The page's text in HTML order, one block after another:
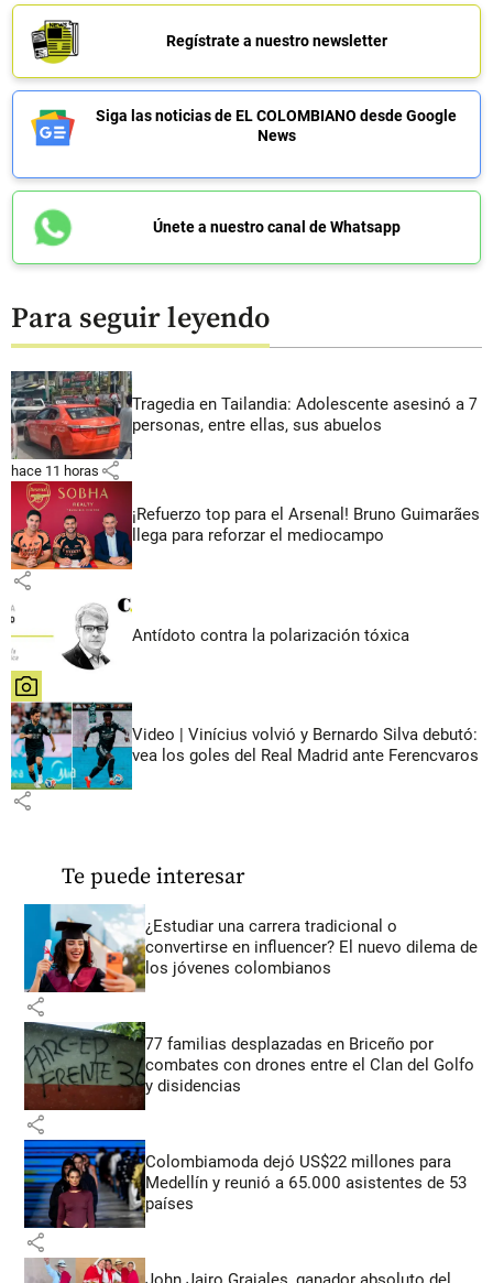
Regístrate a nuestro newsletter
Siga las noticias de EL COLOMBIANO desde Google
News
Únete a nuestro canal de Whatsapp
Para seguir leyendo
Tragedia en Tailandia: Adolescente asesinó a 7
personas, entre ellas, sus abuelos
hace 11 horas share
¡Refuerzo top para el Arsenal! Bruno Guimarães
llega para reforzar el mediocampo
share
Antídoto contra la polarización tóxica
share
Video | Vinícius volvió y Bernardo Silva debutó:
vea los goles del Real Madrid ante Ferencvaros
share
Te puede interesar
¿Estudiar una carrera tradicional o
convertirse en influencer? El nuevo dilema de
los jóvenes colombianos
share
77 familias desplazadas en Briceño por
combates con drones entre el Clan del Golfo
y disidencias
share
Colombiamoda dejó US$22 millones para
Medellín y reunió a 65.000 asistentes de 53
países
share